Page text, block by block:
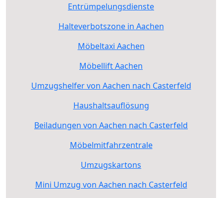
Entrümpelungsdienste
Halteverbotszone in Aachen
Möbeltaxi Aachen
Möbellift Aachen
Umzugshelfer von Aachen nach Casterfeld
Haushaltsauflösung
Beiladungen von Aachen nach Casterfeld
Möbelmitfahrzentrale
Umzugskartons
Mini Umzug von Aachen nach Casterfeld